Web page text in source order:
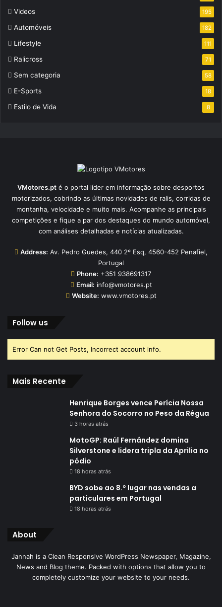
Videos 195
Automóveis 182
Lifestyle 111
Ralicross 71
Sem categoria 58
E-Sports 18
Estilo de Vida 8
VMotores.pt é o portal líder em informação sobre desportos
motorizados, cobrindo as últimas novidades de ralis, corridas de
montanha, velocidade e muito mais. Acompanhe as principais
competições e fique a par dos destaques do mundo automóvel,
com análises detalhadas e notícias atualizadas.
Address: Av. Pedro Guedes, 440 2º Esq, 4560-452 Penafiel,
Portugal
Phone: +351 938691317
Email: info@vmotores.pt
Website: www.vmotores.pt
Follow us
Error Can not Get Posts, Incorrect account info.
Mais Recente
Henrique Borges vence Perícia Nossa
Senhora do Socorro no Peso da Régua
3 horas atrás
MotoGP: Raúl Fernández domina
Silverstone e lidera tripla da Aprilia no
pódio
18 horas atrás
BYD sobe ao 8.º lugar nas vendas a
particulares em Portugal
18 horas atrás
About
Jannah is a Clean Responsive WordPress Newspaper, Magazine,
News and Blog theme. Packed with options that allow you to
completely customize your website to your needs.